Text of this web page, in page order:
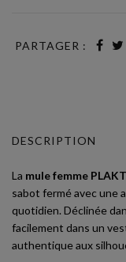
PARTAGER :
DESCRIPTION
La mule femme
sabot fermé avec une
quotidien. Déclinée
facilement dans un
authentique aux